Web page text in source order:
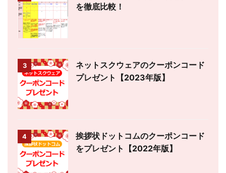
を徹底比較！
3
ネットスクウェアのクーポンコード
プレゼント【2023年版】
4
挨拶状ドットコムのクーポンコード
をプレゼント【2022年版】